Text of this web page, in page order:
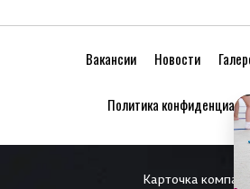
Вакансии Новости
Политика
Карточка